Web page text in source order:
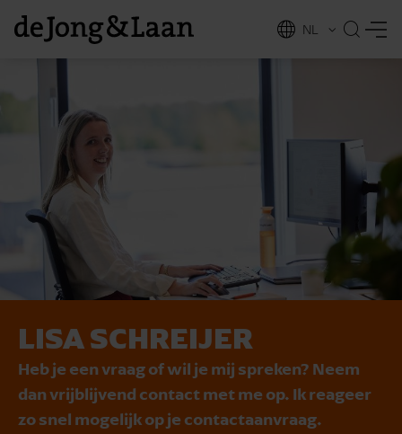
NL
LISA SCHREIJER
Heb je een vraag of wil je mij spreken? Neem
dan vrijblijvend contact met me op. Ik reageer
zo snel mogelijk op je contactaanvraag.